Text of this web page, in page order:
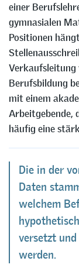
einer
gymnasialen
Positionen
Verkaufsleitung
Berufsbildung
mit einem
Arbeitgebende,
häufig eine
Die in der
Daten
welchem
versetzt
werden.